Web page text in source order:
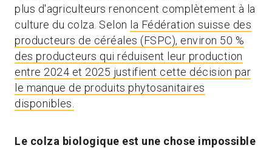
plus d'agriculteurs renoncent complètement à la
culture du colza. Selon la Fédération suisse des
producteurs de céréales (FSPC), environ 50 %
des producteurs qui réduisent leur production
entre 2024 et 2025 justifient cette décision par
le manque de produits phytosanitaires
disponibles.
Le colza biologique est une chose impossible